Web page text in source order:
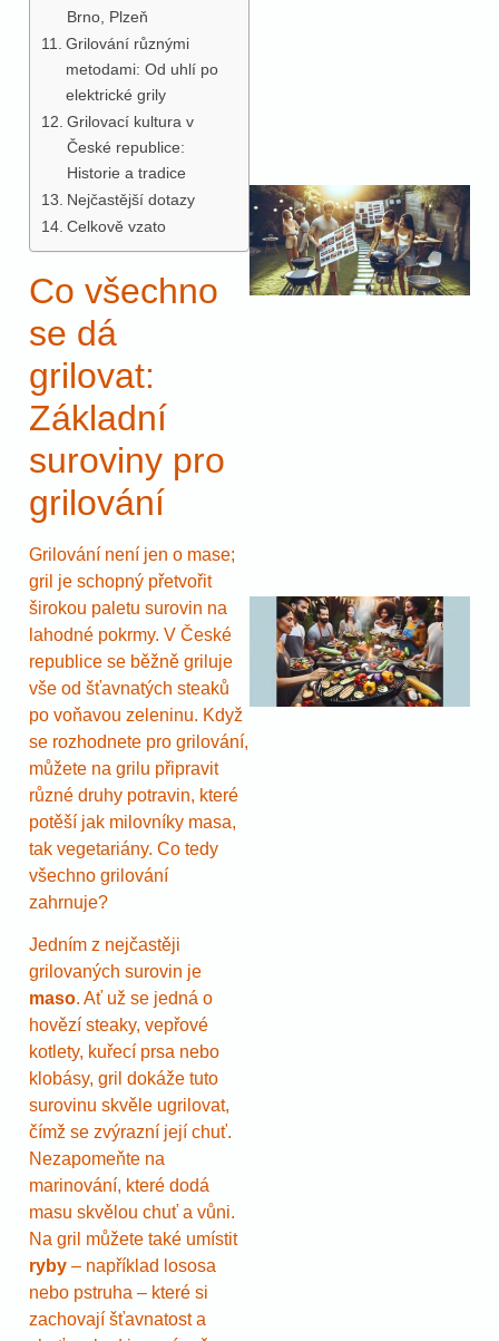
Brno, Plzeň
Grilování různými
metodami: Od uhlí po
elektrické grily
Grilovací kultura v
České republice:
Historie a tradice
Nejčastější dotazy
Celkově vzato
Co všechno
se dá
grilovat:
Základní
suroviny pro
grilování
Grilování není jen o mase;
gril je schopný přetvořit
širokou paletu surovin na
lahodné pokrmy. V České
republice se běžně griluje
vše od šťavnatých steaků
po voňavou zeleninu. Když
se rozhodnete pro grilování,
můžete na grilu připravit
různé druhy potravin, které
potěší jak milovníky masa,
tak vegetariány. Co tedy
všechno grilování
zahrnuje?
Jedním z nejčastěji
grilovaných surovin je
maso. Ať už se jedná o
hovězí steaky, vepřové
kotlety, kuřecí prsa nebo
klobásy, gril dokáže tuto
surovinu skvěle ugrilovat,
čímž se zvýrazní její chuť.
Nezapomeňte na
marinování, které dodá
masu skvělou chuť a vůni.
Na gril můžete také umístit
ryby – například lososa
nebo pstruha – které si
zachovají šťavnatost a